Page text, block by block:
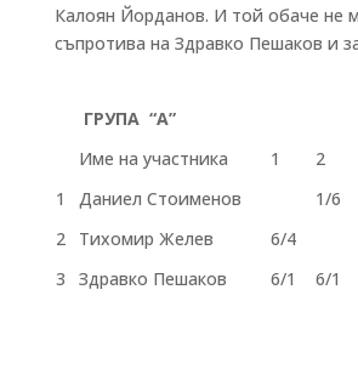
Калоян Йорданов. И той обаче не
съпротива на Здравко Пешаков и
ГРУПА “А”
Име на участника
1 2
1
Даниел Стоименов 1/6
2
Тихомир Желев 6/4
3
Здравко Пешаков 6/1 6/1